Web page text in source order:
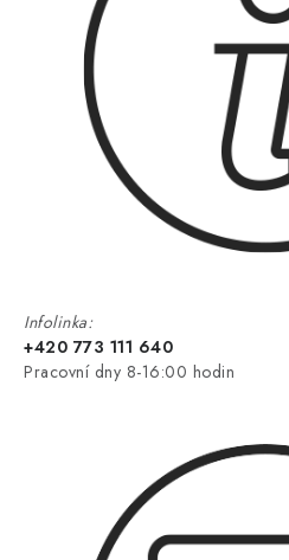
Infolinka:
+420 773 111 640
Pracovní dny 8-16:00 hodin